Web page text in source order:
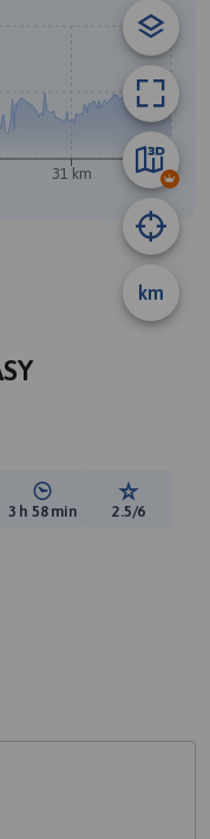
km
31 km 41 km
Średni czas potrzebny
3 h 58 min Ocena
2.5/6